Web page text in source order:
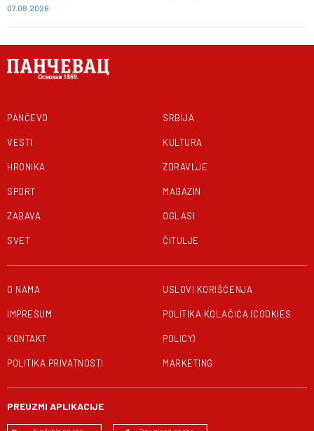
07.08.2026
PANČEVO
VESTI
HRONIKA
SPORT
ZABAVA
SVET
SRBIJA
KULTURA
ZDRAVLJE
MAGAZIN
OGLASI
ČITULJE
O NAMA
IMPRESUM
KONTAKT
POLITIKA PRIVATNOSTI
USLOVI KORIŠĆENJA
POLITIKA KOLAČIĆA (COOKIES
POLICY)
MARKETING
PREUZMI APLIKACIJE